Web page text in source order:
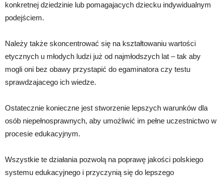
konkretnej dziedzinie lub pomagajacych dziecku indywidualnym
podejściem.
Należy także skoncentrować się na kształtowaniu wartości
etycznych u młodych ludzi już od najmłodszych lat – tak aby
mogli oni bez obawy przystapić do egaminatora czy testu
sprawdzajacego ich wiedze.
Ostatecznie konieczne jest stworzenie lepszych warunków dla
osób niepełnosprawnych, aby umożliwić im pełne uczestnictwo w
procesie edukacyjnym.
Wszystkie te działania pozwolą na poprawę jakości polskiego
systemu edukacyjnego i przyczynią się do lepszego